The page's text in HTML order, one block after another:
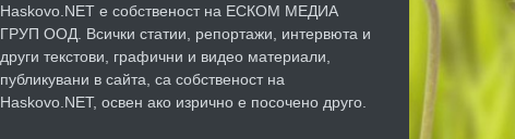
Haskovo.NET е собственост на ЕСКОМ МЕДИА
ГРУП ООД. Всички статии, репортажи, интервюта и
други текстови, графични и видео материали,
публикувани в сайта, са собственост на
Haskovo.NET, освен ако изрично е посочено друго.